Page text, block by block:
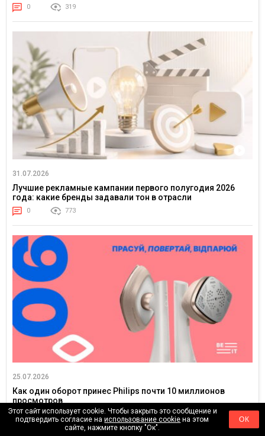
0 319
31.07.2026
Лучшие рекламные кампании первого полугодия 2026
года: какие бренды задавали тон в отрасли
0 773
25.07.2026
Как один оборот принес Philips почти 10 миллионов
просмотров
0 3661
Этот сайт использует cookie. Чтобы закрыть это сообщение и
подтвердить согласие наиспользование cookie на этом
сайте, нажмите кнопку "Ок".
ОК